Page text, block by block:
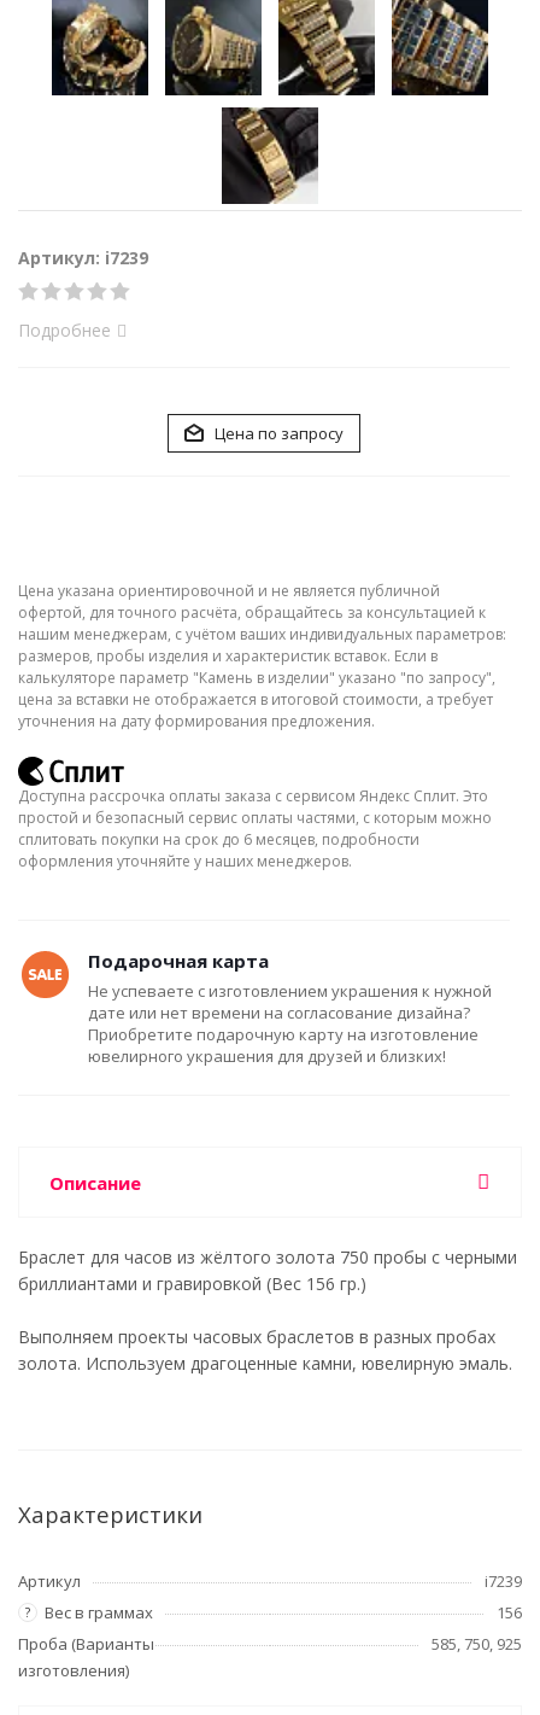
Артикул: i7239
Подробнее
Цена по запросу
Цена указана ориентировочной и не является публичной
офертой, для точного расчёта, обращайтесь за консультацией к
нашим менеджерам, с учётом ваших индивидуальных параметров:
размеров, пробы изделия и характеристик вставок. Если в
калькуляторе параметр "Камень в изделии" указано "по запросу",
цена за вставки не отображается в итоговой стоимости, а требует
уточнения на дату формирования предложения.
Доступна рассрочка оплаты заказа с сервисом Яндекс Сплит. Это
простой и безопасный сервис оплаты частями, с которым можно
сплитовать покупки на срок до 6 месяцев, подробности
оформления уточняйте у наших менеджеров.
Подарочная карта
Не успеваете с изготовлением украшения к нужной
дате или нет времени на согласование дизайна?
Приобретите подарочную карту на изготовление
ювелирного украшения для друзей и близких!
Описание
Браслет для часов из жёлтого золота 750 пробы с черными
бриллиантами и гравировкой (Вес 156 гр.)
Выполняем проекты часовых браслетов в разных пробах
золота. Используем драгоценные камни, ювелирную эмаль.
Характеристики
Артикул i7239
? Вес в граммах
156
Проба (Варианты
изготовления)
585, 750, 925